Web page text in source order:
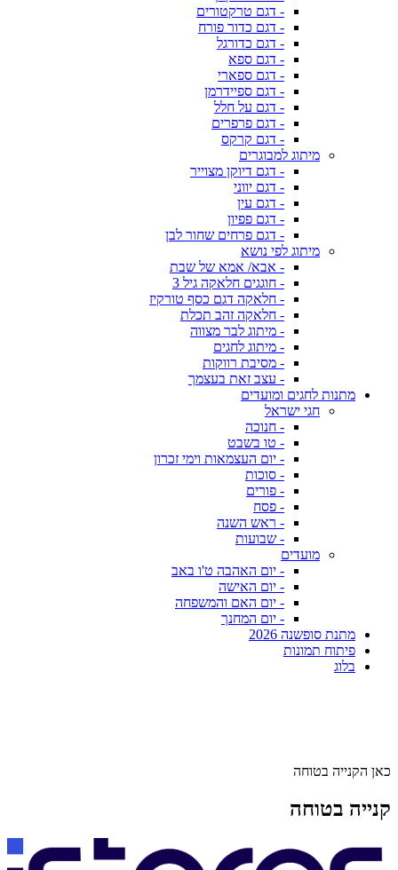
- דגם טרקטורים
- דגם כדור פורח
- דגם כדורגל
- דגם ספא
- דגם ספארי
- דגם ספיידרמן
- דגם על חלל
- דגם פרפרים
- דגם קרקס
מיתוג למבוגרים
- דגם דיוקן מצוייר
- דגם יווני
- דגם עין
- דגם פפיון
- דגם פרחים שחור לבן
מיתוג לפי נושא
- אבא/ אמא של שבת
- חוגגים חלאקה גיל 3
- חלאקה דגם כסף טורקיז
- חלאקה זהב תכלת
- מיתוג לבר מצווה
- מיתוג לחגים
- מסיבת רווקות
- עצב זאת בעצמך
מתנות לחגים ומועדים
חגי ישראל
- חנוכה
- טו בשבט
- יום העצמאות וימי זכרון
- סוכות
- פורים
- פסח
- ראש השנה
- שבועות
מועדים
- יום האהבה ט'ו באב
- יום האישה
- יום האם והמשפחה
- יום המחנך
מתנת סופשנה 2026
פיתוח תמונות
בלוג
כאן הקנייה בטוחה
קנייה בטוחה